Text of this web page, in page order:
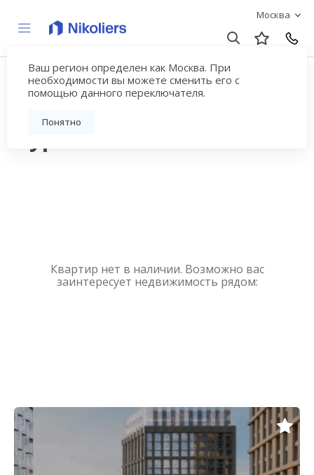
Москва
Ваш регион определен как Москва. При
необходимости вы можете сменить его с
помощью данного переключателя.
Понятно
Купить квартиру
новостройку у метро
Квартир нет в наличии. Возможно вас
заинтересует недвижимость рядом: